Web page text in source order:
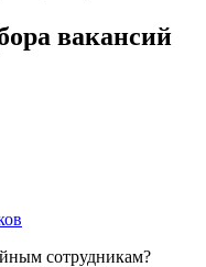
вакансий
сотрудникам?